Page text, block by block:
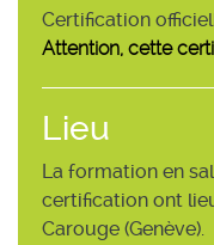
Certification
Attention, cette
Lieu
La formation en
certification ont
Carouge (Genève).